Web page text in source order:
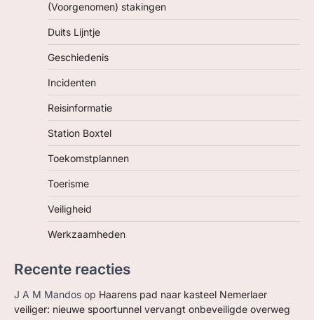
(Voorgenomen) stakingen
Duits Lijntje
Geschiedenis
Incidenten
Reisinformatie
Station Boxtel
Toekomstplannen
Toerisme
Veiligheid
Werkzaamheden
Recente reacties
J A M Mandos op Haarens pad naar kasteel Nemerlaer
veiliger: nieuwe spoortunnel vervangt onbeveiligde overweg